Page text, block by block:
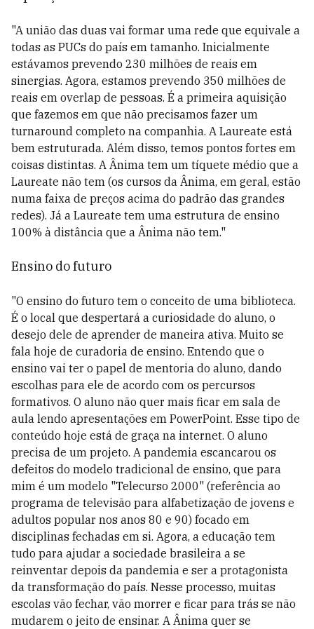
"A união das duas vai formar uma rede que equivale a
todas as PUCs do país em tamanho. Inicialmente
estávamos prevendo 230 milhões de reais em
sinergias. Agora, estamos prevendo 350 milhões de
reais em overlap de pessoas. É a primeira aquisição
que fazemos em que não precisamos fazer um
turnaround completo na companhia. A Laureate está
bem estruturada. Além disso, temos pontos fortes em
coisas distintas. A Ânima tem um tíquete médio que a
Laureate não tem (os cursos da Ânima, em geral, estão
numa faixa de preços acima do padrão das grandes
redes). Já a Laureate tem uma estrutura de ensino
100% à distância que a Ânima não tem."
Ensino do futuro
"O ensino do futuro tem o conceito de uma biblioteca.
É o local que despertará a curiosidade do aluno, o
desejo dele de aprender de maneira ativa. Muito se
fala hoje de curadoria de ensino. Entendo que o
ensino vai ter o papel de mentoria do aluno, dando
escolhas para ele de acordo com os percursos
formativos. O aluno não quer mais ficar em sala de
aula lendo apresentações em PowerPoint. Esse tipo de
conteúdo hoje está de graça na internet. O aluno
precisa de um projeto. A pandemia escancarou os
defeitos do modelo tradicional de ensino, que para
mim é um modelo "Telecurso 2000" (referência ao
programa de televisão para alfabetização de jovens e
adultos popular nos anos 80 e 90) focado em
disciplinas fechadas em si. Agora, a educação tem
tudo para ajudar a sociedade brasileira a se
reinventar depois da pandemia e ser a protagonista
da transformação do país. Nesse processo, muitas
escolas vão fechar, vão morrer e ficar para trás se não
mudarem o jeito de ensinar. A Ânima quer se